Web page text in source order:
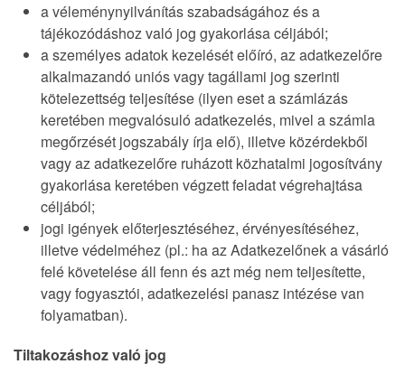
a véleménynyilvánítás szabadságához és a
tájékozódáshoz való jog gyakorlása céljából;
a személyes adatok kezelését előíró, az adatkezelőre
alkalmazandó uniós vagy tagállami jog szerinti
kötelezettség teljesítése (ilyen eset a számlázás
keretében megvalósuló adatkezelés, mivel a számla
megőrzését jogszabály írja elő), illetve közérdekből
vagy az adatkezelőre ruházott közhatalmi jogosítvány
gyakorlása keretében végzett feladat végrehajtása
céljából;
jogi igények előterjesztéséhez, érvényesítéséhez,
illetve védelméhez (pl.: ha az Adatkezelőnek a vásárló
felé követelése áll fenn és azt még nem teljesítette,
vagy fogyasztói, adatkezelési panasz intézése van
folyamatban).
Tiltakozáshoz való jog